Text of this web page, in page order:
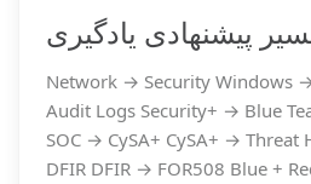
پیشنهادی یادگیری
Network → Security Windows
Audit Logs Security+ → Blue
SOC → CySA+ CySA+ → Threat
DFIR DFIR → FOR508 Blue +